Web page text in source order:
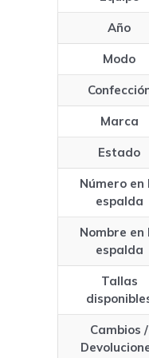
Año
Modo
Marca
Estado
Número en
espalda
Nombre en
espalda
Tallas
Cambios /